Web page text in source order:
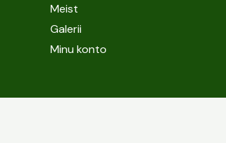
Meist
Galerii
Minu konto